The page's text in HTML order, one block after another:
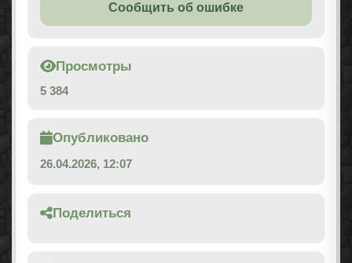
Сообщить об ошибке
Просмотры
5 384
Опубликовано
26.04.2026, 12:07
Поделиться